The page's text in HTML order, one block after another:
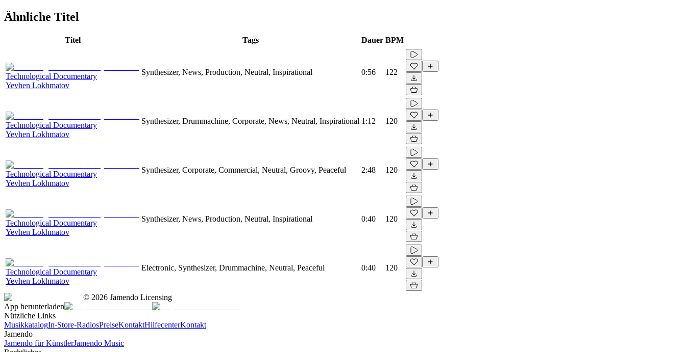
Ähnliche Titel
Titel Tags Dauer BPM
Technological Documentary
Yevhen Lokhmatov
Synthesizer, News, Production, Neutral, Inspirational 0:56 122
Technological Documentary
Yevhen Lokhmatov
Synthesizer, Drummachine, Corporate, News, Neutral, Inspirational 1:12 120
Technological Documentary
Yevhen Lokhmatov
Synthesizer, Corporate, Commercial, Neutral, Groovy, Peaceful 2:48 120
Technological Documentary
Yevhen Lokhmatov
Synthesizer, News, Production, Neutral, Inspirational 0:40 120
Technological Documentary
Yevhen Lokhmatov
Electronic, Synthesizer, Drummachine, Neutral, Peaceful 0:40 120
© 2026 Jamendo Licensing
App herunterladen
Nützliche Links
MusikkatalogIn-Store-RadiosPreiseKontaktHilfecenterKontakt
Jamendo
Jamendo für KünstlerJamendo Music